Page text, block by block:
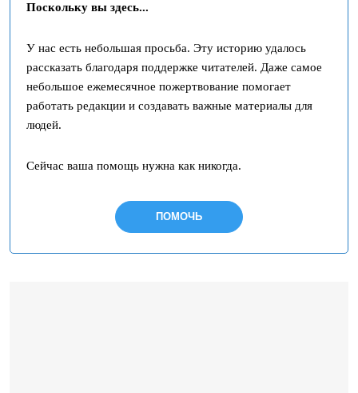
Поскольку вы здесь...
У нас есть небольшая просьба. Эту историю удалось
рассказать благодаря поддержке читателей. Даже самое
небольшое ежемесячное пожертвование помогает
работать редакции и создавать важные материалы для
людей.
Сейчас ваша помощь нужна как никогда.
ПОМОЧЬ